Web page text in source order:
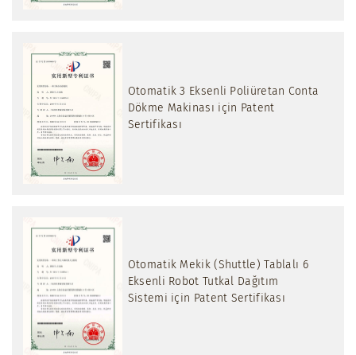
Otomatik 3 Eksenli Poliüretan Conta
Dökme Makinası için Patent
Sertifikası
Otomatik Mekik (Shuttle) Tablalı 6
Eksenli Robot Tutkal Dağıtım
Sistemi için Patent Sertifikası